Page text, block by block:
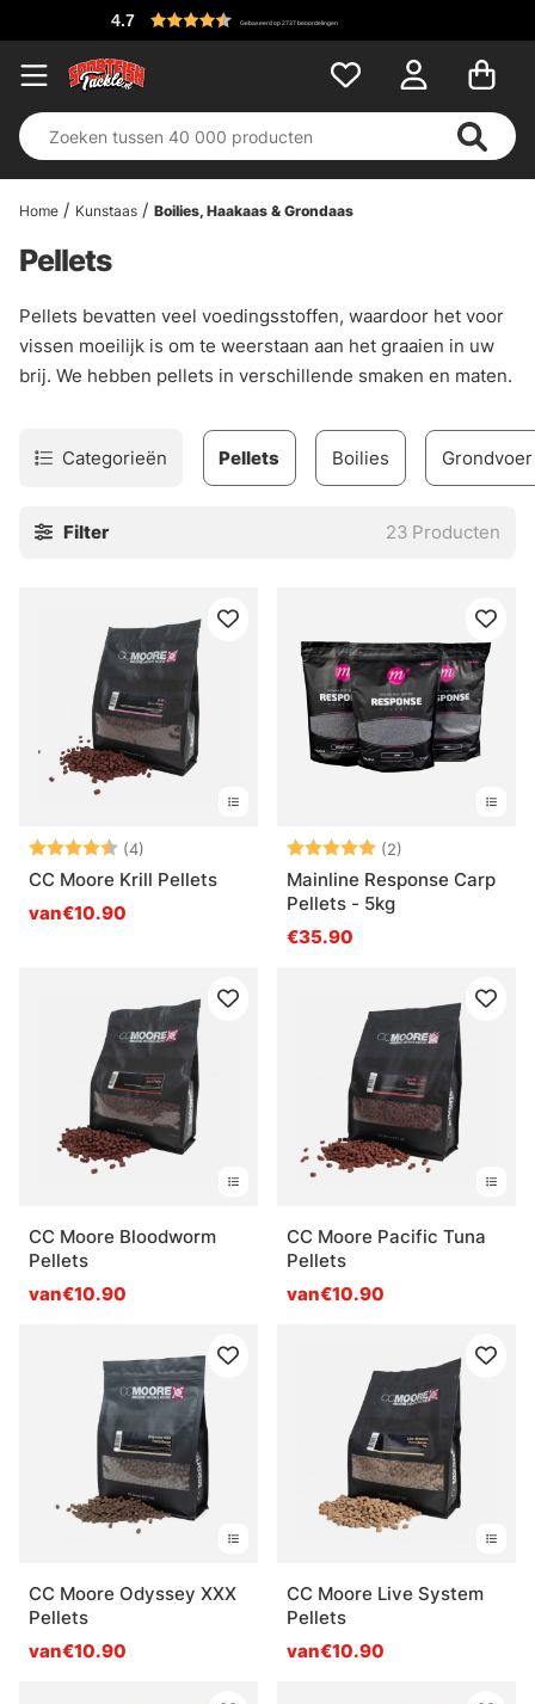
Gebaseerd op 2737 beoordelingen
Home Kunstaas Boilies, Haakaas & Grondaas
Pellets
Pellets bevatten veel voedingsstoffen, waardoor het voor
vissen moeilijk is om te weerstaan aan het graaien in uw
brij. We hebben pellets in verschillende smaken en maten.
Categorieën Boilies Grondvoer
Pellets
Filter 23 Producten
Beoordeling:
(4)
CC Moore Krill Pellets
van€10.90
Beoordeling:
(2)
Mainline Response Carp
Pellets - 5kg
€35.90
CC Moore Bloodworm
Pellets
van€10.90
CC Moore Pacific Tuna
Pellets
van€10.90
CC Moore Odyssey XXX
Pellets
van€10.90
CC Moore Live System
Pellets
van€10.90